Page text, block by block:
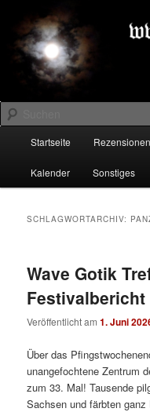
primären
Inhalt
springen
sekundären
Inhalt
springenDARK-
Suchen
Startseite Rezensionen
Kalender Sonstiges
SCHLAGWORTARCHIV:
Wave Gotik
Festivalbericht
Veröffentlicht am1. Juni
Über das
unangefochtene Zentrum
zum 33. Mal! Tausende
Sachsen und färbten